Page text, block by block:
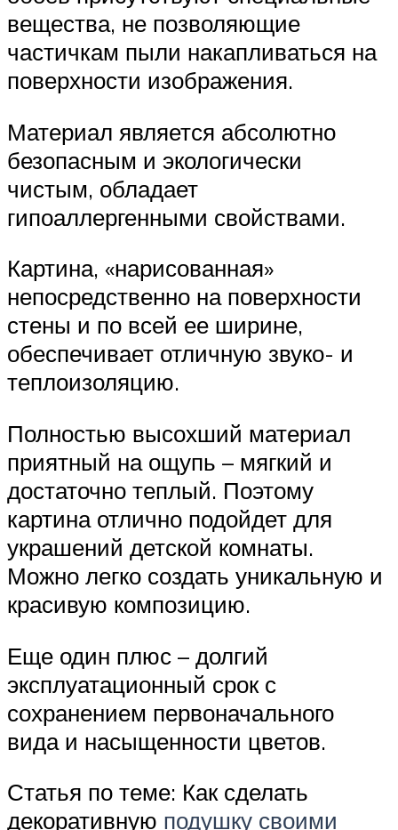
вещества, не позволяющие
частичкам пыли накапливаться на
поверхности изображения.
Материал является абсолютно
безопасным и экологически
чистым, обладает
гипоаллергенными свойствами.
Картина, «нарисованная»
непосредственно на поверхности
стены и по всей ее ширине,
обеспечивает отличную звуко- и
теплоизоляцию.
Полностью высохший материал
приятный на ощупь – мягкий и
достаточно теплый. Поэтому
картина отлично подойдет для
украшений детской комнаты.
Можно легко создать уникальную и
красивую композицию.
Еще один плюс – долгий
эксплуатационный срок с
сохранением первоначального
вида и насыщенности цветов.
Статья по теме: Как сделать
декоративную подушку своими